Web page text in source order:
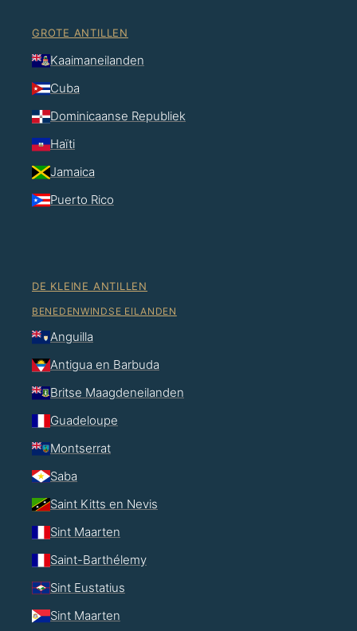
GROTE ANTILLEN
Kaaimaneilanden
Cuba
Dominicaanse Republiek
Haïti
Jamaica
Puerto Rico
DE KLEINE ANTILLEN
BENEDENWINDSE EILANDEN
Anguilla
Antigua en Barbuda
Britse Maagdeneilanden
Guadeloupe
Montserrat
Saba
Saint Kitts en Nevis
Sint Maarten
Saint-Barthélemy
Sint Eustatius
Sint Maarten